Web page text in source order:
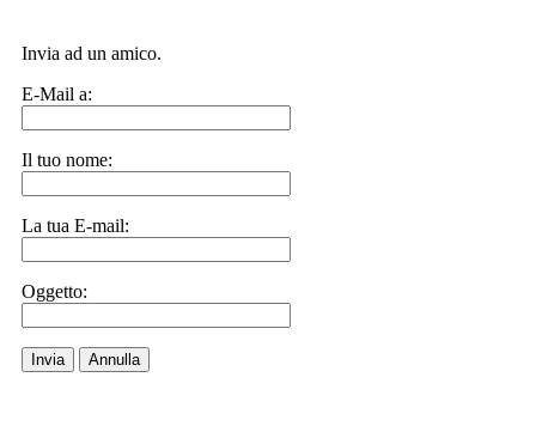
Invia ad un amico.
E-Mail a:
Il tuo nome:
La tua E-mail:
Oggetto:
Invia Annulla